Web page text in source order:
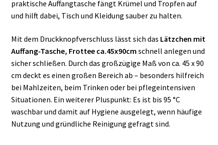
praktische Auffangtasche fängt Krümel und Tropfen auf
und hilft dabei, Tisch und Kleidung sauber zu halten.
Mit dem Druckknopfverschluss lässt sich das Lätzchen mit
Auffang-Tasche, Frottee ca.45x90cm schnell anlegen und
sicher schließen. Durch das großzügige Maß von ca. 45 x 90
cm deckt es einen großen Bereich ab – besonders hilfreich
bei Mahlzeiten, beim Trinken oder bei pflegeintensiven
Situationen. Ein weiterer Pluspunkt: Es ist bis 95 °C
waschbar und damit auf Hygiene ausgelegt, wenn häufige
Nutzung und gründliche Reinigung gefragt sind.